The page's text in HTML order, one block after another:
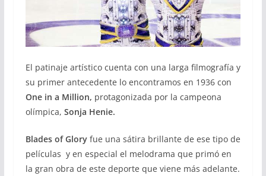
El patinaje artístico cuenta con una larga filmografía y
su primer antecedente lo encontramos en 1936 con
One in a Million, protagonizada por la campeona
olímpica, Sonja Henie.
Blades of Gloryfue una sátira brillante de ese tipo de
películas y en especial el melodrama que primó en
la gran obra de este deporte que viene más adelante.